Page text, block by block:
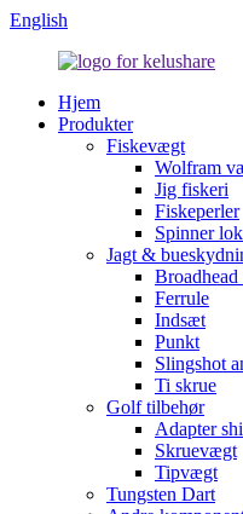
English
Hjem
Produkter
Fiskevægt
Wolfram
Jig fiskeri
Fiskeperler
Spinner
Jagt &
Broadhead
Ferrule
Indsæt
Punkt
Slingshot
Ti skrue
Golf tilbehør
Adapter
Skruevægt
Tipvægt
Tungsten Dart